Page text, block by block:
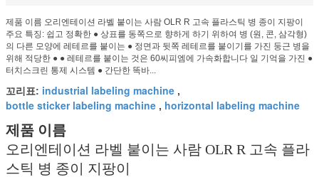
제품 이름 오리엔테이션 라벨 붙이는 사람 OLR R 고속 플라스틱 병 종이 지팡이
주요 특징: 쉽고 정확한 ● 상표를 동쪽으로 향하게 하기 위하여 병 (원, 콘, 삼각형)
의 다른 모양에 레테르를 붙이는 ● 정면과 뒷쪽 레테르를 붙이기를 가진 둥근 병을
위해 적당한 ● ● 레테르를 붙이는 것은 60씨피엠에 가속화합니다 일 기억을 가진 ●
터치스크린 통제 시스템 ● 간단한 똑바...
꼬리표: industrial labeling machine ,
bottle sticker labeling machine , horizontal labeling machine
제품 이름
오리엔테이션 라벨 붙이는 사람 OLR R 고속 플라
스틱 병 종이 지팡이